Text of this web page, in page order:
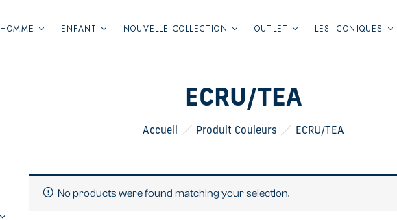
HOMME ENFANT NOUVELLE COLLECTION OUTLET LES ICONIQUES
ECRU/TEA
Accueil Produit Couleurs ECRU/TEA
No products were found matching your selection.